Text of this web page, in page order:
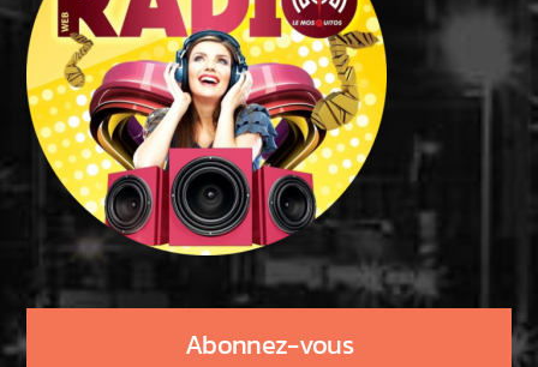
Abonnez-vous